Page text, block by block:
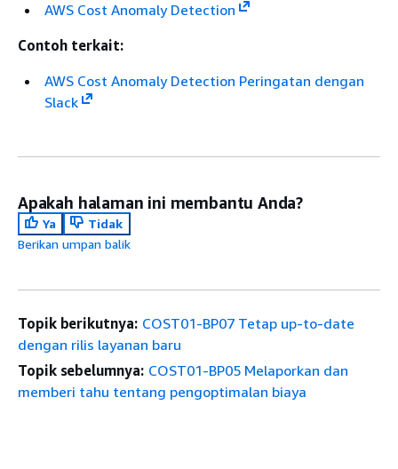
AWS Cost Anomaly Detection
Contoh terkait:
AWS Cost Anomaly Detection Peringatan dengan
Slack
Apakah halaman ini membantu Anda?
Ya
Tidak
Berikan umpan balik
Topik berikutnya: COST01-BP07 Tetap up-to-date
dengan rilis layanan baru
Topik sebelumnya: COST01-BP05 Melaporkan dan
memberi tahu tentang pengoptimalan biaya